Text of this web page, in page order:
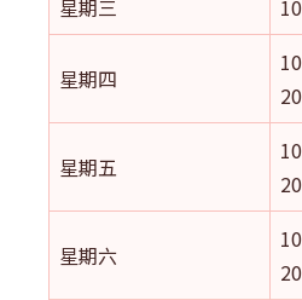
星期三
星期四
星期五
星期六